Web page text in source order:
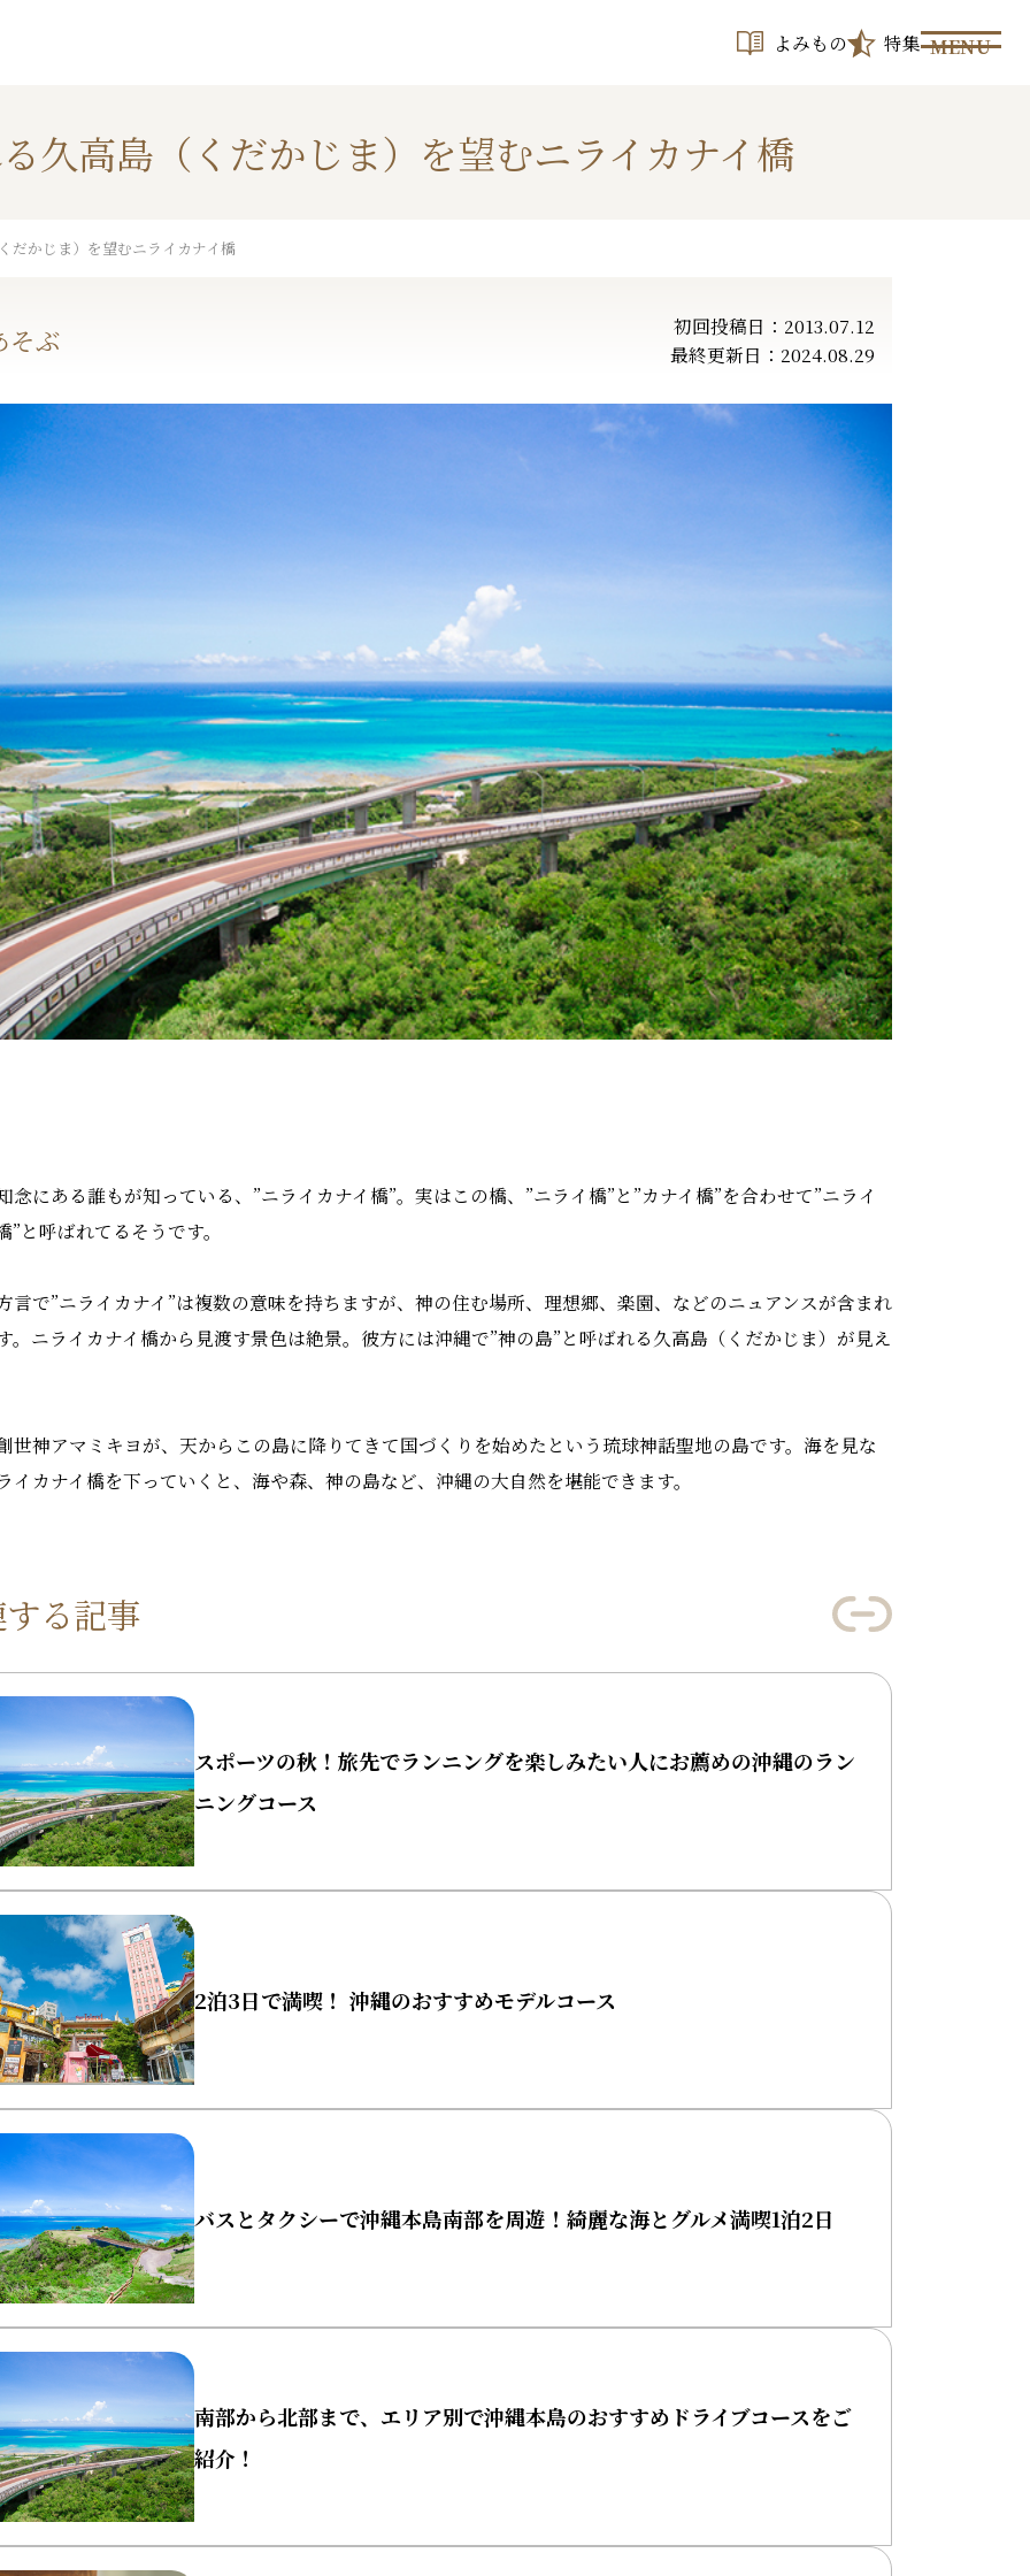
よみもの 特集 MENU
久高島（くだかじま）を望むニライカナイ橋
だかじま）を望むニライカナイ橋
そぶ
初回投稿日：2013.07.12
最終更新日：2024.08.29
念にある誰もが知っている、 ”ニライカナイ橋”。実はこの橋、 ”ニライ橋”と”カナイ橋”を合わせて”ニライ
”と呼ばれてるそうです。
言で”ニライカナイ”は複数の意味を持ちますが、神の住む場所、理想郷、楽園、などのニュアンスが含まれ
。ニライカナイ橋から見渡す景色は絶景。彼方には沖縄で”神の島”と呼ばれる久高島（くだかじま）が見え
世神アマミキヨが、天からこの島に降りてきて国づくりを始めたという琉球神話聖地の島です。海を見な
イカナイ橋を下っていくと、海や森、神の島など、沖縄の大自然を堪能できます。
る記事
スポーツの秋！旅先でランニングを楽しみたい人にお薦めの沖縄のラン
ニングコース
2泊3日で満喫！ 沖縄のおすすめモデルコース
バスとタクシーで沖縄本島南部を周遊！綺麗な海とグルメ満喫1泊2日
南部から北部まで、エリア別で沖縄本島のおすすめドライブコースをご
紹介！